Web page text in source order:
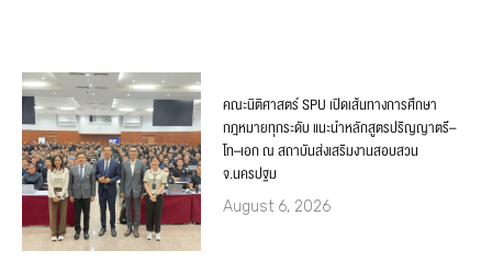
คณะนิติศาสตร์ SPU เปิดเส้นทางการศึกษา
กฎหมายทุกระดับ แนะนำหลักสูตรปริญญาตรี–
โท–เอก ณ สถาบันส่งเสริมงานสอบสวน
จ.นครปฐม
August 6, 2026